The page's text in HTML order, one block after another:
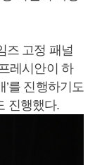
즈 고정 패널
레시안이 하
’를 진행하기도
진행했다.